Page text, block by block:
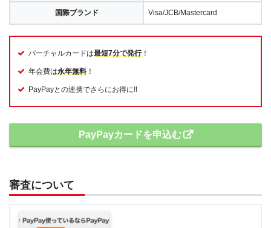
国際ブランド Visa/JCB/Mastercard
バーチャルカードは最短7分で発行！
年会費は永年無料 ！
PayPayとの連携でさらにお得に!!
PayPayカードを申込む
審査について